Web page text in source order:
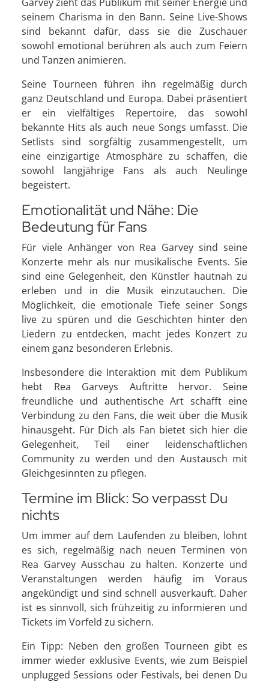
seinem Charisma in den Bann. Seine Live-Shows
sind bekannt dafür, dass sie die Zuschauer
sowohl emotional berühren als auch zum Feiern
und Tanzen animieren.
Seine Tourneen führen ihn regelmäßig durch
ganz Deutschland und Europa. Dabei präsentiert
er ein vielfältiges Repertoire, das sowohl
bekannte Hits als auch neue Songs umfasst. Die
Setlists sind sorgfältig zusammengestellt, um
eine einzigartige Atmosphäre zu schaffen, die
sowohl langjährige Fans als auch Neulinge
begeistert.
Emotionalität und Nähe: Die
Bedeutung für Fans
Für viele Anhänger von Rea Garvey sind seine
Konzerte mehr als nur musikalische Events. Sie
sind eine Gelegenheit, den Künstler hautnah zu
erleben und in die Musik einzutauchen. Die
Möglichkeit, die emotionale Tiefe seiner Songs
live zu spüren und die Geschichten hinter den
Liedern zu entdecken, macht jedes Konzert zu
einem ganz besonderen Erlebnis.
Insbesondere die Interaktion mit dem Publikum
hebt Rea Garveys Auftritte hervor. Seine
freundliche und authentische Art schafft eine
Verbindung zu den Fans, die weit über die Musik
hinausgeht. Für Dich als Fan bietet sich hier die
Gelegenheit, Teil einer leidenschaftlichen
Community zu werden und den Austausch mit
Gleichgesinnten zu pflegen.
Termine im Blick: So verpasst Du
nichts
Um immer auf dem Laufenden zu bleiben, lohnt
es sich, regelmäßig nach neuen Terminen von
Rea Garvey Ausschau zu halten. Konzerte und
Veranstaltungen werden häufig im Voraus
angekündigt und sind schnell ausverkauft. Daher
ist es sinnvoll, sich frühzeitig zu informieren und
Tickets im Vorfeld zu sichern.
Ein Tipp: Neben den großen Tourneen gibt es
immer wieder exklusive Events, wie zum Beispiel
unplugged Sessions oder Festivals, bei denen Du